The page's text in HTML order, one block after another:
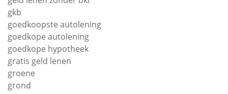
gkb
goedkoopste autolening
goedkope autolening
goedkope hypotheek
gratis geld lenen
groene
grond